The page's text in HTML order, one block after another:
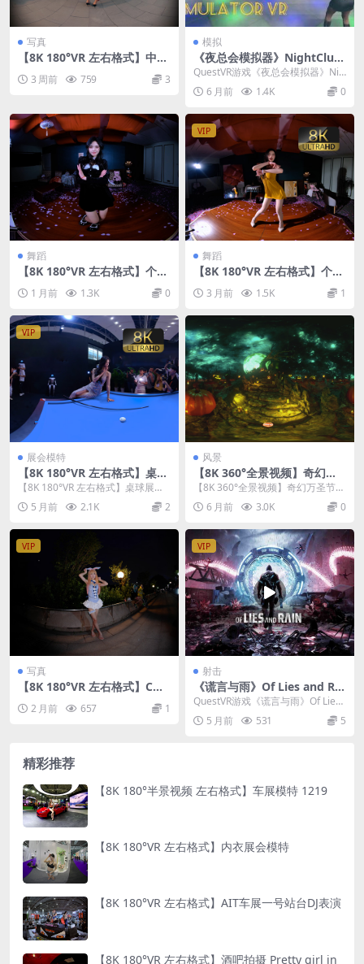
写真
【8K 180°VR 左右格式】中国
超模叶子 叶濛雨红色吊带连衣
裙户外拍摄ep02
3 周前 759 3
模拟
《夜总会模拟器》NightClub
Simulator VR
QuestVR游戏《夜总会模拟器》Nig
htClub Simulator VR ...
6 月前 1.4K 0
舞蹈
【8K 180°VR 左右格式】个人
1 月前 1.3K 0
VIP
舞蹈
【8K 180°VR 左右格式】个人
3 月前 1.5K 1
VIP
展会模特
【8K 180°VR 左右格式】桌球
展会模特
【8K 180°VR 左右格式】桌球展会
模特
5 月前 2.1K 2
风景
【8K 360°全景视频】奇幻万
圣节墓地
【8K 360°全景视频】奇幻万圣节墓
地
6 月前 3.0K 0
VIP
写真
【8K 180°VR 左右格式】COS
2 月前 657 1
VIP
射击
《谎言与雨》Of Lies and Rai
n
QuestVR游戏《谎言与雨》Of Lies
and Rain 是一款由意大利小...
5 月前 531 5
精彩推荐
【8K 180°半景视频 左右格式】车展模特 1219
【8K 180°VR 左右格式】内衣展会模特
【8K 180°VR 左右格式】AIT车展一号站台DJ表演
【8K 180°VR 左右格式】酒吧拍摄 Pretty girl in